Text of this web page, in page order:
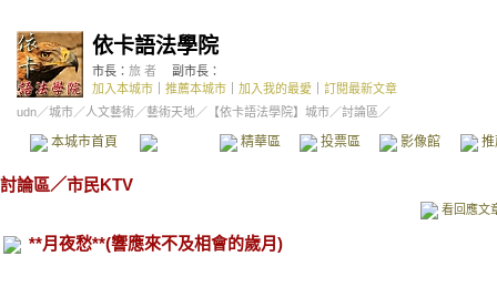
依卡語法學院
市長： 旅 者
副市長：
加入本城市
推薦本城市 加入我的最愛
訂閱最新文章
udn／城市／人文藝術／藝術天地／ 【依卡語法學院】城市／討論區／
本城市首頁 精華區 投票區 影像館
討論區／市民KTV
看回應文
**月夜愁**(響應來不及相會的歲月)